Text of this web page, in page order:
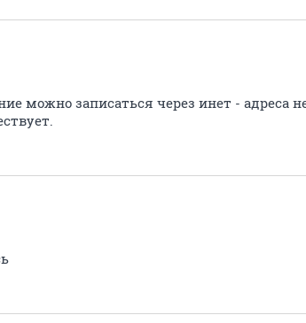
можно записаться через инет - адреса